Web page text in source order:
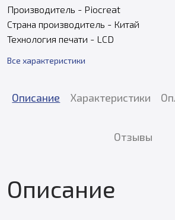
Производитель - Piocreat
Страна производитель - Китай
Технология печати - LCD
Все характеристики
Описание Характеристики
Отзывы
Описание